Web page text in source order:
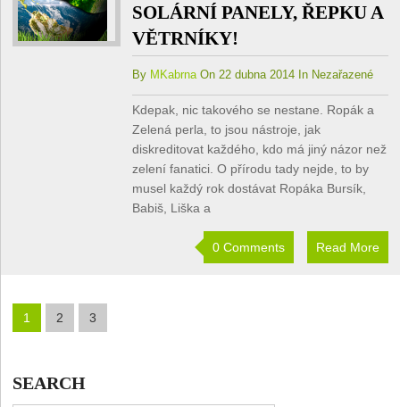
SOLÁRNÍ PANELY, ŘEPKU A
VĚTRNÍKY!
By MKabrnaOn 22 dubna 2014 In Nezařazené
Kdepak, nic takového se nestane. Ropák a
Zelená perla, to jsou nástroje, jak
diskreditovat každého, kdo má jiný názor než
zelení fanatici. O přírodu tady nejde, to by
musel každý rok dostávat Ropáka Bursík,
Babiš, Liška a
0 Comments Read More
1 2 3
SEARCH